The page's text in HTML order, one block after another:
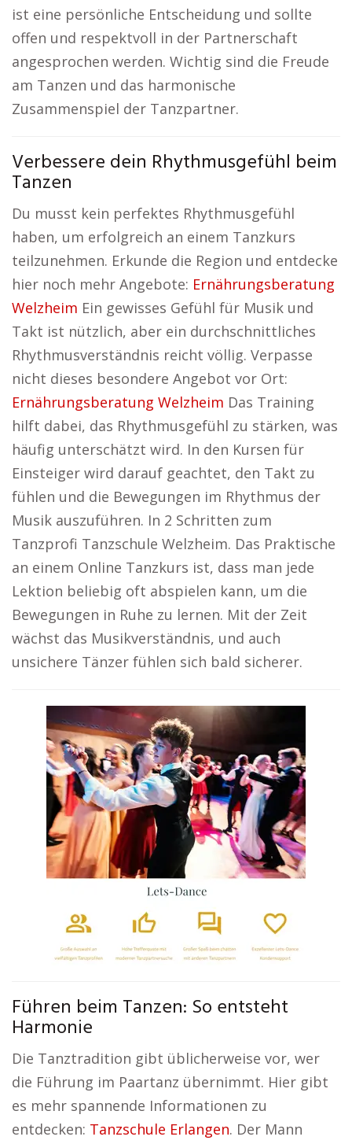
ist eine persönliche Entscheidung und sollte
offen und respektvoll in der Partnerschaft
angesprochen werden. Wichtig sind die Freude
am Tanzen und das harmonische
Zusammenspiel der Tanzpartner.
Verbessere dein Rhythmusgefühl beim
Tanzen
Du musst kein perfektes Rhythmusgefühl
haben, um erfolgreich an einem Tanzkurs
teilzunehmen. Erkunde die Region und entdecke
hier noch mehr Angebote: Ernährungsberatung
Welzheim Ein gewisses Gefühl für Musik und
Takt ist nützlich, aber ein durchschnittliches
Rhythmusverständnis reicht völlig. Verpasse
nicht dieses besondere Angebot vor Ort:
Ernährungsberatung Welzheim Das Training
hilft dabei, das Rhythmusgefühl zu stärken, was
häufig unterschätzt wird. In den Kursen für
Einsteiger wird darauf geachtet, den Takt zu
fühlen und die Bewegungen im Rhythmus der
Musik auszuführen. In 2 Schritten zum
Tanzprofi Tanzschule Welzheim. Das Praktische
an einem Online Tanzkurs ist, dass man jede
Lektion beliebig oft abspielen kann, um die
Bewegungen in Ruhe zu lernen. Mit der Zeit
wächst das Musikverständnis, und auch
unsichere Tänzer fühlen sich bald sicherer.
Führen beim Tanzen: So entsteht
Harmonie
Die Tanztradition gibt üblicherweise vor, wer
die Führung im Paartanz übernimmt. Hier gibt
es mehr spannende Informationen zu
entdecken: Tanzschule Erlangen. Der Mann